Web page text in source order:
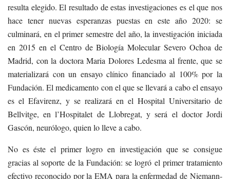
resulta elegido. El resultado de estas investigaciones es el que nos
hace tener nuevas esperanzas puestas en este año 2020: se
culminará, en el primer semestre del año, la investigación iniciada
en 2015 en el Centro de Biología Molecular Severo Ochoa de
Madrid, con la doctora Maria Dolores Ledesma al frente, que se
materializará con un ensayo clínico financiado al 100% por la
Fundación. El medicamento con el que se llevará a cabo el ensayo
es el Efavirenz, y se realizará en el Hospital Universitario de
Bellvitge, en l’Hospitalet de Llobregat, y será el doctor Jordi
Gascón, neurólogo, quien lo lleve a cabo.
No es éste el primer logro en investigación que se consigue
gracias al soporte de la Fundación: se logró el primer tratamiento
efectivo reconocido por la EMA para la enfermedad de Niemann-